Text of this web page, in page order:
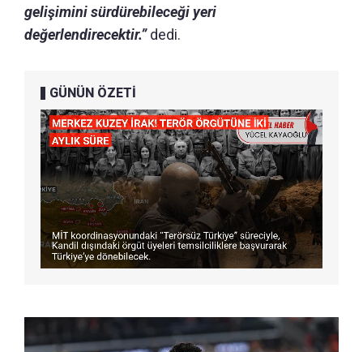
gelişimini sürdürebileceği yeri
değerlendirecektir.” dedi.
GÜNÜN ÖZETİ